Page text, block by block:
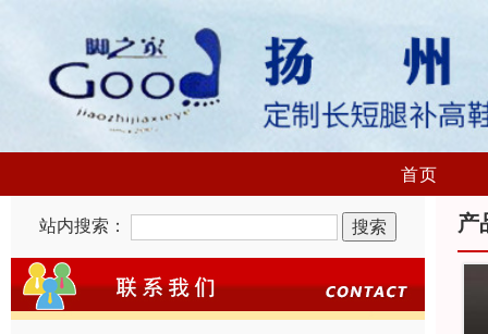
首页
站内搜索： 产